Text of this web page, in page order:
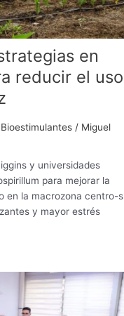
en
reducir el uso
Bioestimulantes / Miguel
y universidades
para mejorar la
en la macrozona centro-
y mayor estrés